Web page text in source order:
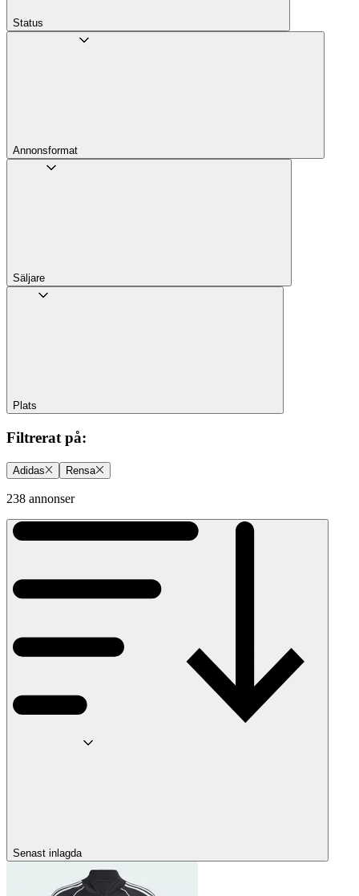
Status
Annons­format
Säljare
Plats
Filtrerat på:
Adidas Rensa
238 annonser
Senast inlagda